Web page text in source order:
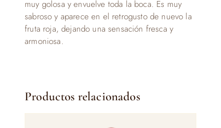
muy golosa y envuelve toda la boca. Es muy
sabroso y aparece en el retrogusto de nuevo la
fruta roja, dejando una sensación fresca y
armoniosa.
Productos relacionados